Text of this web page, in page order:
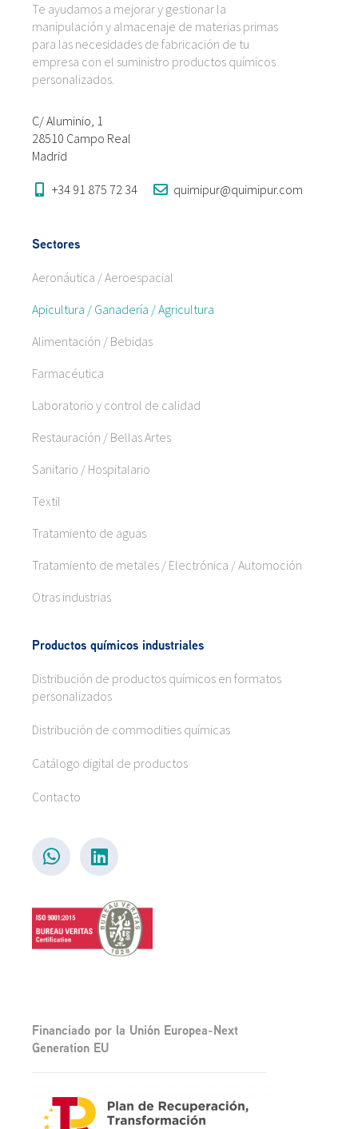
Te ayudamos a mejorar y gestionar la
manipulación y almacenaje de materias primas
para las necesidades de fabricación de tu
empresa con el suministro productos químicos
personalizados.
C/ Aluminio, 1
28510 Campo Real
Madrid
+34 91 875 72 34 quimipur@quimipur.com
Sectores
Aeronáutica / Aeroespacial
Apicultura / Ganadería / Agricultura
Alimentación / Bebidas
Farmacéutica
Laboratorio y control de calidad
Restauración / Bellas Artes
Sanitario / Hospitalario
Textil
Tratamiento de aguas
Tratamiento de metales / Electrónica / Automoción
Otras industrias
Productos químicos industriales
Distribución de productos químicos en formatos
personalizados
Distribución de commodities químicas
Catálogo digital de productos
Contacto
Financiado por la Unión Europea-Next
Generation EU